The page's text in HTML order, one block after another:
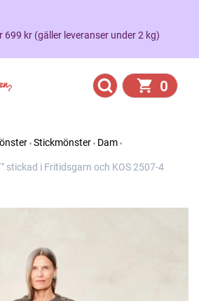
699 kr (gäller leveranser under 2 kg)
0
Stickmönster Dam
stickad i Fritidsgarn och KOS 2507-4